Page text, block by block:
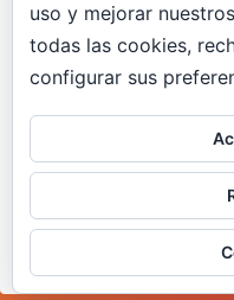
18
XE –
Requisitos
recomendado 2
Mínimo 10
uso y mejorar
todas las cookies,
configurar sus